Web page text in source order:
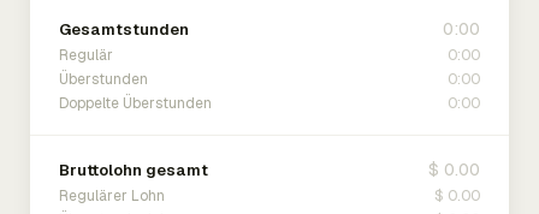
Gesamtstunden 0:00
Regulär 0:00
Überstunden 0:00
Doppelte Überstunden 0:00
Bruttolohn gesamt $ 0.00
Regulärer Lohn $ 0.00